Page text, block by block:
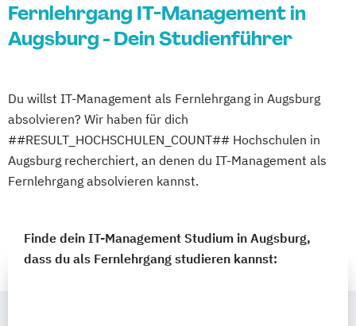
Fernlehrgang IT-Management in
Augsburg - Dein Studienführer
Du willst IT-Management als Fernlehrgang in Augsburg
absolvieren? Wir haben für dich
##RESULT_HOCHSCHULEN_COUNT## Hochschulen in
Augsburg recherchiert, an denen du IT-Management als
Fernlehrgang absolvieren kannst.
Finde dein IT-Management Studium in Augsburg,
dass du als Fernlehrgang studieren kannst: